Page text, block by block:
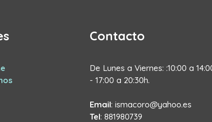
Contacto
De Lunes a Viernes: :10:00 a
- 17:00 a 20:30h.
Email: ismacoro@yahoo.es
Tel: 881980739